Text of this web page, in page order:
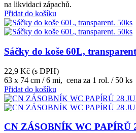
na likvidaci zápachů.
Přidat do košíku
Sáčky do koše 60L,
22,9 Kč (s DPH)
63 x 74 cm / 6 mi, cena za 1 rol. / 50 ks
Přidat do košíku
CN ZÁSOBNÍK WC PAPÍRŮ